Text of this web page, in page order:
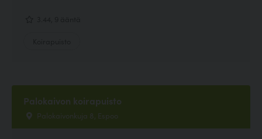
Palokaivon koirapuisto
Palokaivonkuja 8, Espoo